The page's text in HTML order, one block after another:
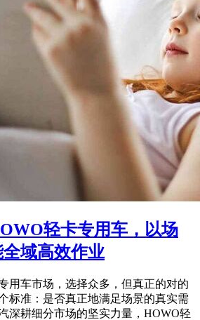
轻卡专用车，以场
域高效作业
用车市场，选择众多，但真正的对的
标准：是否真正地满足场景的真实需
深耕细分市场的坚实力量，HOWO轻